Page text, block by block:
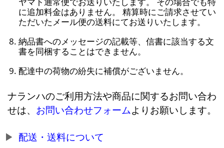
に追加料金はありません。 精算時にご請求させてい
ただいたメール便の送料にてお送りいたします。
納品書へのメッセージの記載等、信書に該当する文
書を同梱することはできません。
配達中の荷物の紛失に補償がございません。
ナランハのご利用方法や商品に関するお問い合わ
せは、 お問い合わせフォームよりお願いします。
配送・送料について